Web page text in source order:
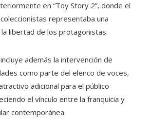
en “Toy Story 2”, donde el
representaba una
libertad de los protagonistas.
además la intervención de
como parte del elenco de voces,
adicional para el público
el vínculo entre la franquicia y
contemporánea.